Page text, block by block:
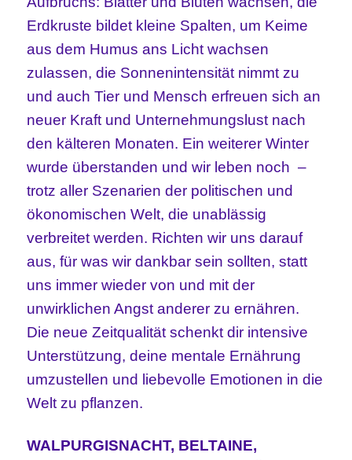
Erdkruste bildet kleine Spalten, um Keime
aus dem Humus ans Licht wachsen
zulassen, die Sonnenintensität nimmt zu
und auch Tier und Mensch erfreuen sich an
neuer Kraft und Unternehmungslust nach
den kälteren Monaten. Ein weiterer Winter
wurde überstanden und wir leben noch –
trotz aller Szenarien der politischen und
ökonomischen Welt, die unablässig
verbreitet werden. Richten wir uns darauf
aus, für was wir dankbar sein sollten, statt
uns immer wieder von und mit der
unwirklichen Angst anderer zu ernähren.
Die neue Zeitqualität schenkt dir intensive
Unterstützung, deine mentale Ernährung
umzustellen und liebevolle Emotionen in die
Welt zu pflanzen.
WALPURGISNACHT, BELTAINE,